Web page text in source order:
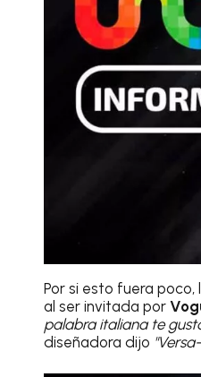
Por si esto fuera
al ser invitada por
palabra italiana te
diseñadora dijo